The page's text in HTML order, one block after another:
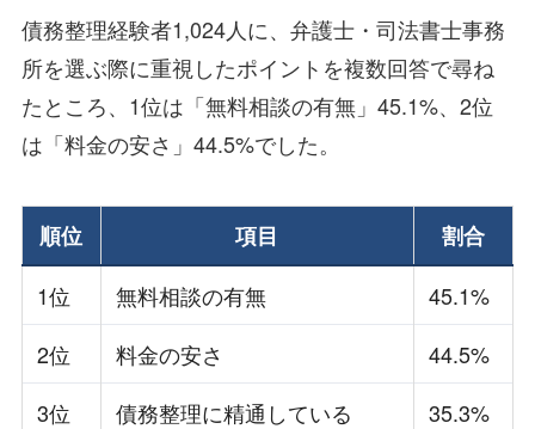
債務整理経験者1,024人に、弁護士・司法書士事務
所を選ぶ際に重視したポイントを複数回答で尋ね
たところ、1位は「無料相談の有無」45.1%、2位
は「料金の安さ」44.5%でした。
順位 項目
割合
1位
無料相談の有無
45.1%
2位
料金の安さ
44.5%
3位
債務整理に精通している
35.3%